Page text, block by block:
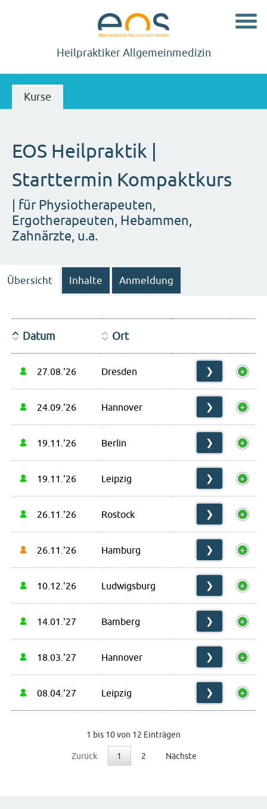
Heilpraktiker Allgemeinmedizin
Kurse
EOS Heilpraktik |
Starttermin Kompaktkurs
| für Physiotherapeuten,
Ergotherapeuten, Hebammen,
Zahnärzte, u.a.
Übersicht Inhalte Anmeldung
Datum Ort
27.08.'26 Dresden ❯
24.09.'26 Hannover ❯
19.11.'26 Berlin ❯
19.11.'26 Leipzig ❯
26.11.'26 Rostock ❯
26.11.'26 Hamburg ❯
10.12.'26 Ludwigsburg ❯
14.01.'27 Bamberg ❯
18.03.'27 Hannover ❯
08.04.'27 Leipzig ❯
1 bis 10 von 12 Einträgen
Zurück 1 2 Nächste